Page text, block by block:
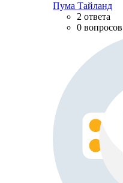
Пума Тайланд
2 ответа
0 вопросов